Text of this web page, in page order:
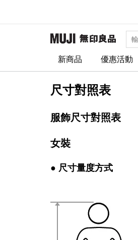
新商品 優惠活動
尺寸對照表
服飾尺寸對照表
女裝
● 尺寸量度方式